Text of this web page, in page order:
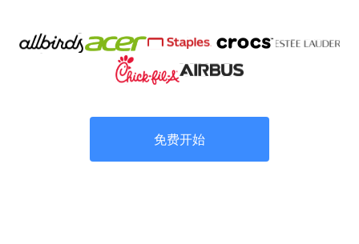
免费开始